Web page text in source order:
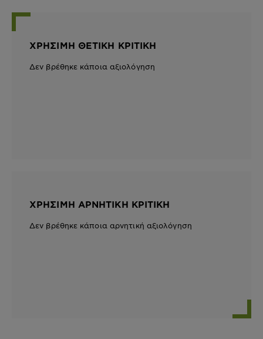
ΧΡΉΣΙΜΗ ΘΕΤΙΚΉ ΚΡΙΤΙΚΉ
Δεν βρέθηκε κάποια αξιολόγηση
ΧΡΉΣΙΜΗ ΑΡΝΗΤΙΚΉ ΚΡΙΤΙΚΉ
Δεν βρέθηκε κάποια αρνητική αξιολόγηση